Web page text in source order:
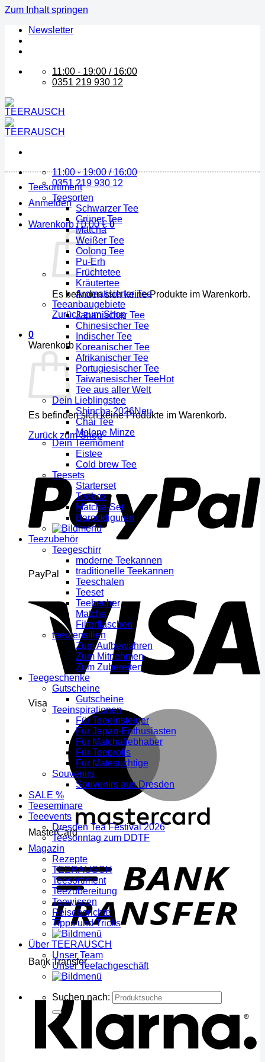
Zum Inhalt springen
Newsletter
11:00 - 19:00 / 16:00
0351 219 930 12
11:00 - 19:00 / 16:00
0351 219 930 12
Anmelden
Warenkorb /0,00€ 0
Es befinden sich keine Produkte im Warenkorb.
Zurück zum Shop
0
Warenkorb
Es befinden sich keine Produkte im Warenkorb.
Zurück zum Shop
PayPal
Visa
MasterCard
Bank Transfer
Teesortiment
Teesorten
Schwarzer Tee
Grüner Tee
Matcha
Weißer Tee
Oolong Tee
Pu-Erh
Früchtetee
Kräutertee
Aromatisierter Tee
Teeanbaugebiete
Japanischer Tee
Chinesischer Tee
Indischer Tee
Koreanischer Tee
Afrikanischer Tee
Portugiesischer Tee
Taiwanesischer Tee
Tee aus aller Welt
Dein Lieblingstee
Shincha 2026
Chai Tee
Melone Minze
Dein Teemoment
Eistee
Cold brew Tee
Teesets
Starterset
Teebox
Matcha-Set
Barockfiguren
Teezubehör
Teegeschirr
moderne Teekannen
traditionelle Teekannen
Teeschalen
Teeset
Teebecher
Matcha
Filterflaschen
teeutensilien
Zum Aufbewahren
Zum Mitnehmen
Zum Zubereiten
Teegeschenke
Gutscheine
Gutscheine
Teeinspirationen
Für Teeeinsteiger
Für Japan-Enthusiasten
Für Matchaliebhaber
Für Teeprofis
Für Matesüchtige
Souvenirs
Souvenirs aus Dresden
SALE %
Teeseminare
Teeevents
Dresden Tea Festival 2026
Teesonntag zum DDTF
Magazin
Rezepte
TEERAUSCH
Teesortiment
Teezubereitung
Teewissen
Reiseberichte
Tipps und Tricks
Über TEERAUSCH
Unser Team
Unser Teefachgeschäft
Suchen nach: